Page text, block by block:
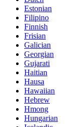
Estonian
Filipino
Finnish
Frisian
Galician
Georgian
Gujarati
Haitian
Hausa
Hawaiian
Hebrew
Hmong
Hungarian